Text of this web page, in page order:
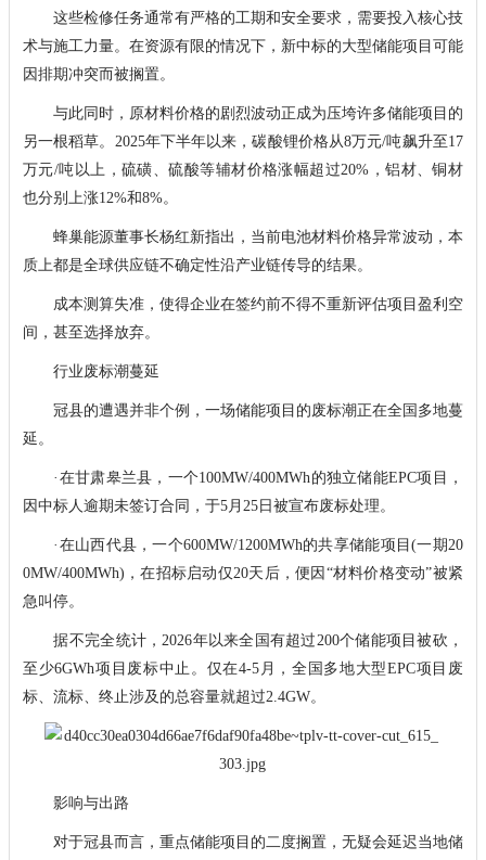
这些检修任务通常有严格的工期和安全要求，需要投入核心技
术与施工力量。在资源有限的情况下，新中标的大型储能项目可能
因排期冲突而被搁置。
与此同时，原材料价格的剧烈波动正成为压垮许多储能项目的
另一根稻草。2025年下半年以来，碳酸锂价格从8万元/吨飙升至17
万元/吨以上，硫磺、硫酸等辅材价格涨幅超过20%，铝材、铜材
也分别上涨12%和8%。
蜂巢能源董事长杨红新指出，当前电池材料价格异常波动，本
质上都是全球供应链不确定性沿产业链传导的结果。
成本测算失准，使得企业在签约前不得不重新评估项目盈利空
间，甚至选择放弃。
行业废标潮蔓延
冠县的遭遇并非个例，一场储能项目的废标潮正在全国多地蔓
延。
·在甘肃皋兰县，一个100MW/400MWh的独立储能EPC项目，
因中标人逾期未签订合同，于5月25日被宣布废标处理。
·在山西代县，一个600MW/1200MWh的共享储能项目(一期20
0MW/400MWh)，在招标启动仅20天后，便因“材料价格变动”被紧
急叫停。
据不完全统计，2026年以来全国有超过200个储能项目被砍，
至少6GWh项目废标中止。仅在4-5月，全国多地大型EPC项目废
标、流标、终止涉及的总容量就超过2.4GW。
影响与出路
对于冠县而言，重点储能项目的二度搁置，无疑会延迟当地储